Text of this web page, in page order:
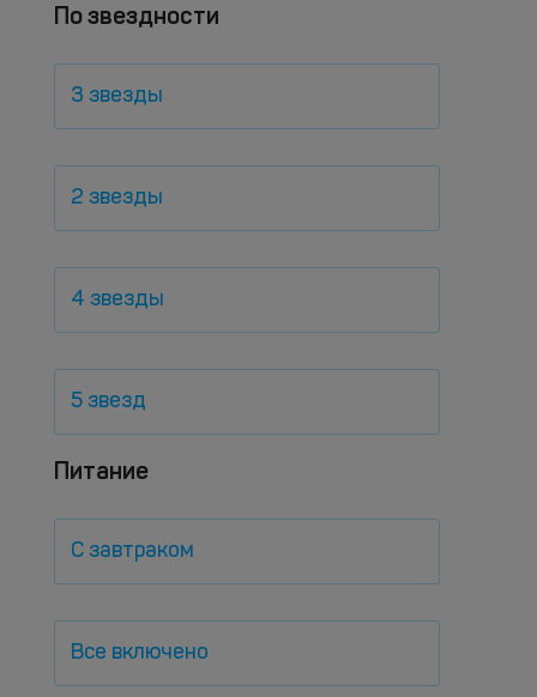
По звездности
3 звезды
2 звезды
4 звезды
5 звезд
Питание
С завтраком
Все включено